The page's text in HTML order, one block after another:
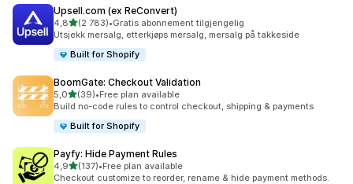
Upsell.com (ex ReConvert)
4,8av 5 stjerner
(2 783)
Totalt 2783 omtaler
•Gratis abonnement tilgjengelig
Utsjekk mersalg, etterkjøps mersalg, mersalg på takkeside
Built for Shopify
BoomGate: Checkout Validation
5,0av 5 stjerner
(39)
Totalt 39 omtaler
•Free plan available
Build no-code rules to control checkout, shipping & payments
Built for Shopify
Payfy: Hide Payment Rules
4,9av 5 stjerner
(137)
Totalt 137 omtaler
•Free plan available
Checkout customize to reorder, rename & hide payment methods.